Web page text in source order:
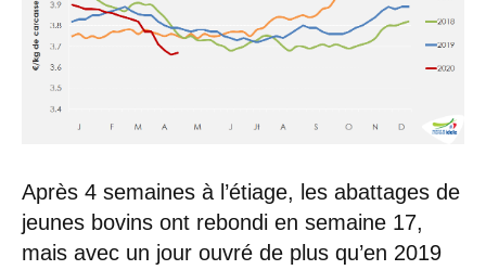
Après 4 semaines à l’étiage, les abattages de
jeunes bovins ont rebondi en semaine 17,
mais avec un jour ouvré de plus qu’en 2019